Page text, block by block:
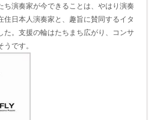
ち演奏家が今できることは、やはり演奏
日本人演奏家と、趣旨に賛同するイタ
た。支援の輪はたちまち広がり、コンサ
です。